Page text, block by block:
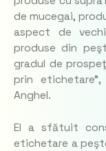
de mucegai,
aspect de
produse din
gradul de
prin
Anghel.
El a sfătuit
etichetare a